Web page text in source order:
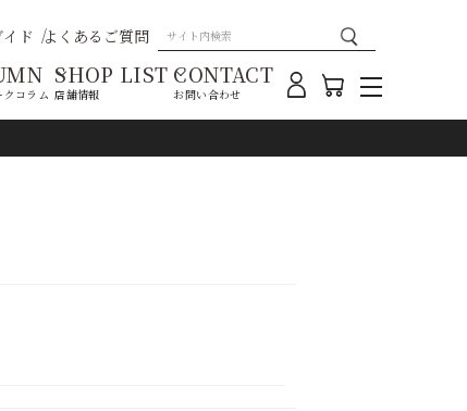
ド よくあるご質問
クコラム
SHOP LIST
店舗情報
CONTACT
お問い合わせ